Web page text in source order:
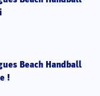
Beach Handball
!